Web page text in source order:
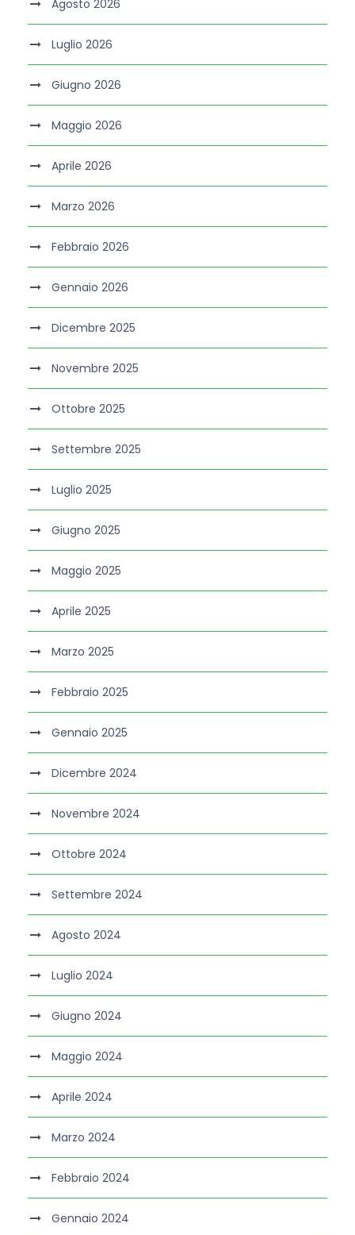
Agosto 2026
Luglio 2026
Giugno 2026
Maggio 2026
Aprile 2026
Marzo 2026
Febbraio 2026
Gennaio 2026
Dicembre 2025
Novembre 2025
Ottobre 2025
Settembre 2025
Luglio 2025
Giugno 2025
Maggio 2025
Aprile 2025
Marzo 2025
Febbraio 2025
Gennaio 2025
Dicembre 2024
Novembre 2024
Ottobre 2024
Settembre 2024
Agosto 2024
Luglio 2024
Giugno 2024
Maggio 2024
Aprile 2024
Marzo 2024
Febbraio 2024
Gennaio 2024